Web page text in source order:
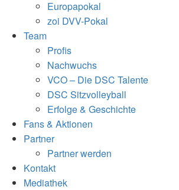
Europapokal
zoi DVV-Pokal
Team
Profis
Nachwuchs
VCO – Die DSC Talente
DSC Sitzvolleyball
Erfolge & Geschichte
Fans & Aktionen
Partner
Partner werden
Kontakt
Mediathek